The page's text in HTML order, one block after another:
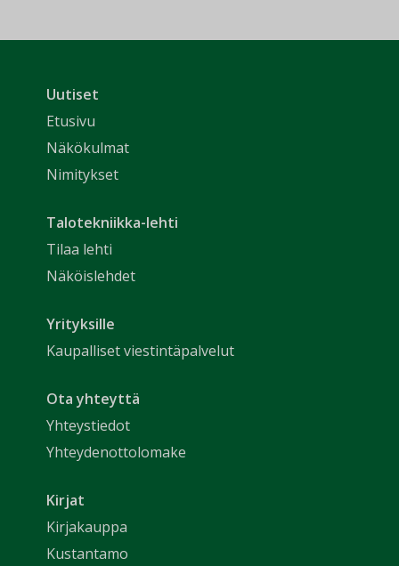
Uutiset
Etusivu
Näkökulmat
Nimitykset
Talotekniikka-lehti
Tilaa lehti
Näköislehdet
Yrityksille
Kaupalliset viestintäpalvelut
Ota yhteyttä
Yhteystiedot
Yhteydenottolomake
Kirjat
Kirjakauppa
Kustantamo